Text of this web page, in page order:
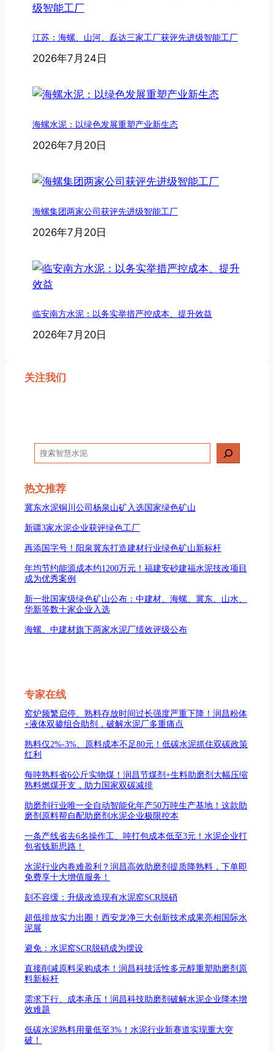
江苏：海螺、山河、磊达三家工厂获评先进级智能工厂
2026年7月24日
海螺水泥：以绿色发展重塑产业新生态
2026年7月20日
海螺集团两家公司获评先进级智能工厂
2026年7月20日
临安南方水泥：以务实举措严控成本、提升效益
2026年7月20日
关注我们
搜
索
热文推荐
冀东水泥铜川公司杨泉山矿入选国家绿色矿山
新疆3家水泥企业获评绿色工厂
再添国字号！阳泉冀东打造建材行业绿色矿山新标杆
年均节约能源成本约1200万元！福建安砂建福水泥技改项目
成为优秀案例
新一批国家级绿色矿山公布：中建材、海螺、冀东、山水、
华新等数十家企业入选
海螺、中建材旗下两家水泥厂绩效评级公布
专家在线
窑炉频繁启停、熟料存放时间过长强度严重下降！润昌粉体
+液体双掺组合助剂，破解水泥厂多重痛点
熟料仅2%-3%、原料成本不足80元！低碳水泥抓住双碳政策
红利
每吨熟料省6公斤实物煤！润昌节煤剂+生料助磨剂大幅压缩
熟料燃煤开支，助力国家双碳减排
助磨剂行业唯一全自动智能化年产50万吨生产基地！这款助
磨剂原料帮自配助磨剂水泥企业极限控本
一条产线省去6名操作工、吨打包成本低至3元！水泥企业打
包省钱新思路！
水泥行业内卷难盈利？润昌高效助磨剂提质降熟料，下单即
免费享十大增值服务！
刻不容缓：升级改造现有水泥窑SCR脱硝
超低排放实力出圈！西安龙净三大创新技术成果亮相国际水
泥展
避免：水泥窑SCR脱硝成为摆设
直接削减原料采购成本！润昌科技活性多元醇重塑助磨剂原
料新标杆
需求下行、成本承压！润昌科技助磨剂破解水泥企业降本增
效难题
低碳水泥熟料用量低至3%！水泥行业新赛道实现重大突
破！